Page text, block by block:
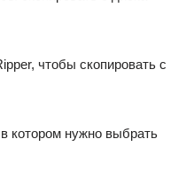
котором нужно выбрать